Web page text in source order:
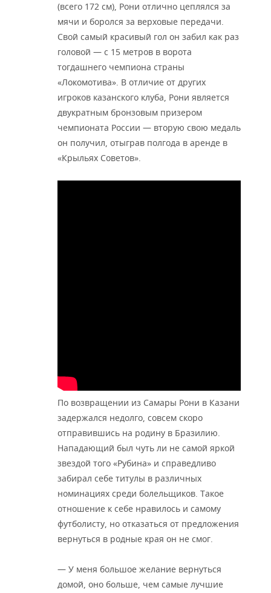
(всего 172 см), Рони отлично цеплялся за
мячи и боролся за верховые передачи.
Свой самый красивый гол он забил как раз
головой — с 15 метров в ворота
тогдашнего чемпиона страны
«Локомотива». В отличие от других
игроков казанского клуба, Рони является
двукратным бронзовым призером
чемпионата России — вторую свою медаль
он получил, отыграв полгода в аренде в
«Крыльях Советов».
По возвращении из Самары Рони в Казани
задержался недолго, совсем скоро
отправившись на родину в Бразилию.
Нападающий был чуть ли не самой яркой
звездой того «Рубина» и справедливо
забирал себе титулы в различных
номинациях среди болельщиков. Такое
отношение к себе нравилось и самому
футболисту, но отказаться от предложения
вернуться в родные края он не смог.
— У меня большое желание вернуться
домой, оно больше, чем самые лучшие